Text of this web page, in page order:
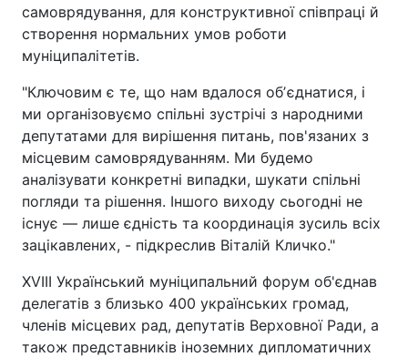
самоврядування, для конструктивної співпраці й
створення нормальних умов роботи
муніципалітетів.
"Ключовим є те, що нам вдалося обʼєднатися, і
ми організовуємо спільні зустрічі з народними
депутатами для вирішення питань, пов'язаних з
місцевим самоврядуванням. Ми будемо
аналізувати конкретні випадки, шукати спільні
погляди та рішення. Іншого виходу сьогодні не
існує — лише єдність та координація зусиль всіх
зацікавлених, - підкреслив Віталій Кличко."
XVIII Український муніципальний форум об'єднав
делегатів з близько 400 українських громад,
членів місцевих рад, депутатів Верховної Ради, а
також представників іноземних дипломатичних